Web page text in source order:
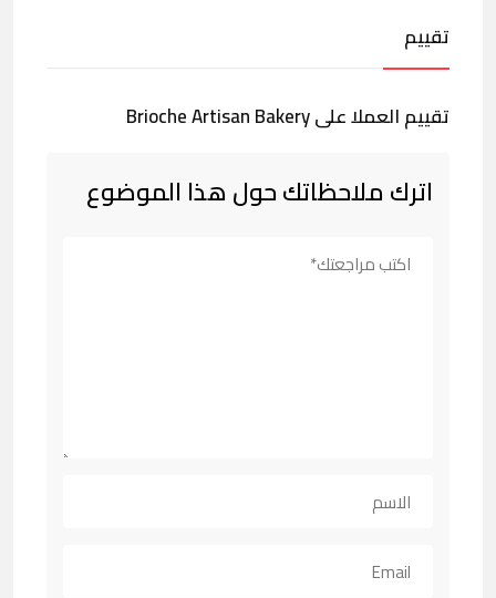
تقييم
تقييم العملا على Brioche Artisan Bakery
اترك ملاحظاتك حول هذا الموضوع